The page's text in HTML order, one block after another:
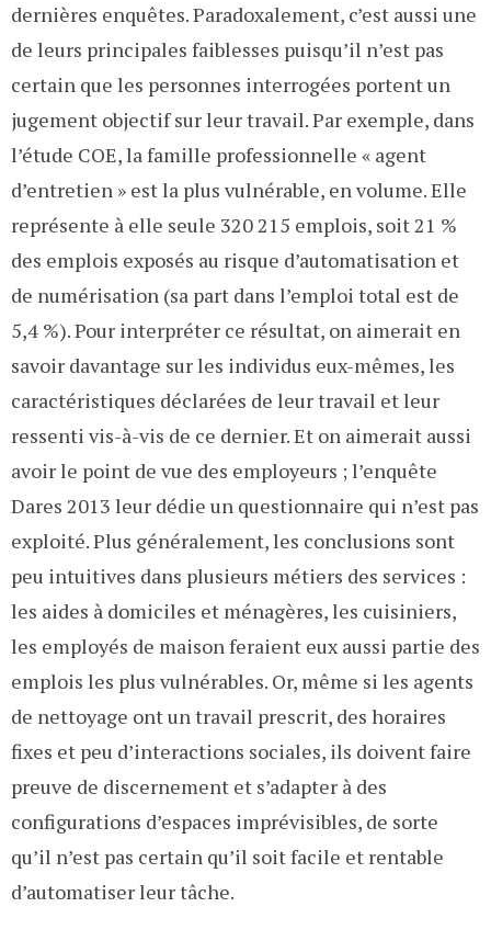
dernières enquêtes. Paradoxalement, c’est aussi une
de leurs principales faiblesses puisqu’il n’est pas
certain que les personnes interrogées portent un
jugement objectif sur leur travail. Par exemple, dans
l’étude COE, la famille professionnelle « agent
d’entretien » est la plus vulnérable, en volume. Elle
représente à elle seule 320 215 emplois, soit 21 %
des emplois exposés au risque d’automatisation et
de numérisation (sa part dans l’emploi total est de
5,4 %). Pour interpréter ce résultat, on aimerait en
savoir davantage sur les individus eux-mêmes, les
caractéristiques déclarées de leur travail et leur
ressenti vis-à-vis de ce dernier. Et on aimerait aussi
avoir le point de vue des employeurs ; l’enquête
Dares 2013 leur dédie un questionnaire qui n’est pas
exploité. Plus généralement, les conclusions sont
peu intuitives dans plusieurs métiers des services :
les aides à domiciles et ménagères, les cuisiniers,
les employés de maison feraient eux aussi partie des
emplois les plus vulnérables. Or, même si les agents
de nettoyage ont un travail prescrit, des horaires
fixes et peu d’interactions sociales, ils doivent faire
preuve de discernement et s’adapter à des
configurations d’espaces imprévisibles, de sorte
qu’il n’est pas certain qu’il soit facile et rentable
d’automatiser leur tâche.